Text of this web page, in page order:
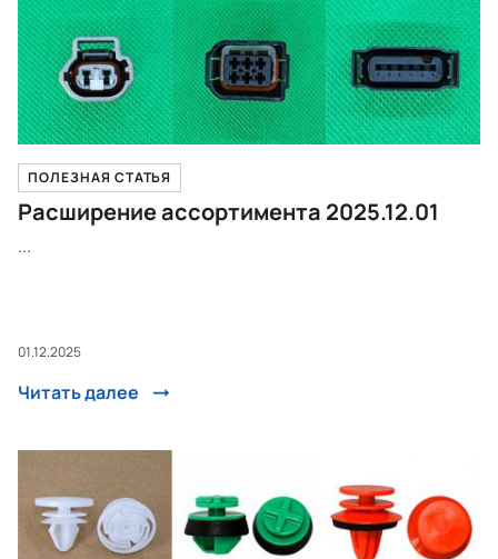
ПОЛЕЗНАЯ СТАТЬЯ
Расширение ассортимента 2025.12.01
...
01.12.2025
Читать далее